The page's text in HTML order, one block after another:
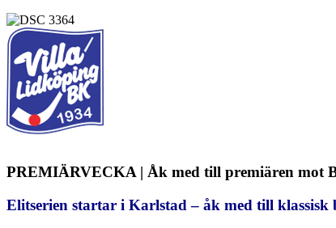
PREMIÄRVECKA | Åk med till premiären mot
Elitserien startar i Karlstad – åk med till